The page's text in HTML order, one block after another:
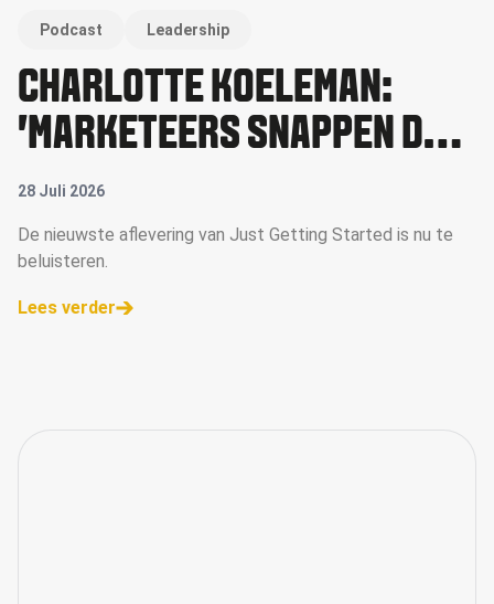
Podcast Leadership
CHARLOTTE KOELEMAN:
'MARKETEERS SNAPPEN DE
WAARDE VAN MICRO-
CREATORS NU BETER'
28 Juli 2026
De nieuwste aflevering van Just Getting Started is nu te
beluisteren.
Lees verder